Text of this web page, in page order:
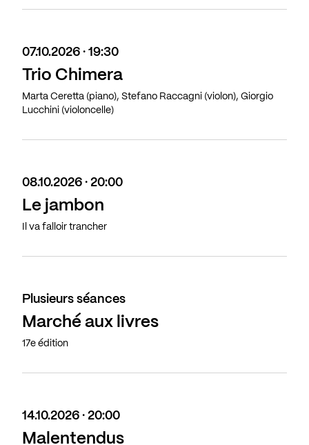
07.10.2026 · 19:30
Trio Chimera
Marta Ceretta (piano), Stefano Raccagni (violon), Giorgio
Lucchini (violoncelle)
08.10.2026 · 20:00
Le jambon
Il va falloir trancher
Plusieurs séances
Marché aux livres
17e édition
14.10.2026 · 20:00
Malentendus